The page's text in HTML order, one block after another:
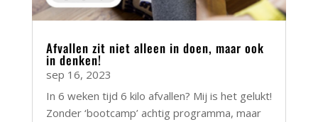
Afvallen zit niet alleen in doen, maar ook
in denken!
sep 16, 2023
In 6 weken tijd 6 kilo afvallen? Mij is het gelukt!
Zonder ‘bootcamp’ achtig programma, maar